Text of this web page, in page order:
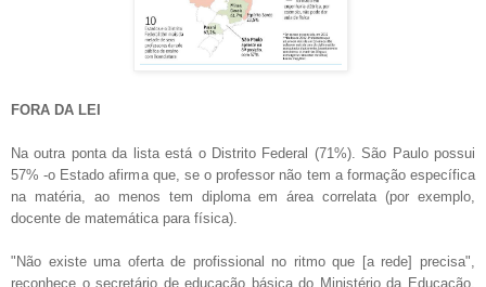
FORA DA LEI
Na outra ponta da lista está o Distrito Federal (71%). São Paulo possui
57% -o Estado afirma que, se o professor não tem a formação específica
na matéria, ao menos tem diploma em área correlata (por exemplo,
docente de matemática para física).
"Não existe uma oferta de profissional no ritmo que [a rede] precisa",
reconhece o secretário de educação básica do Ministério da Educação,